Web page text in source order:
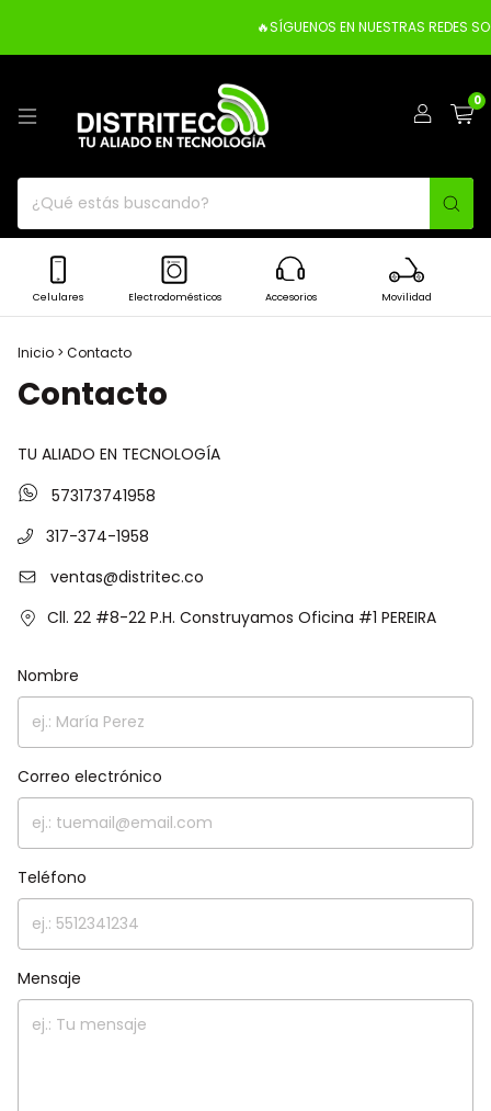
🔥SÍGUENOS EN NUESTRAS REDES
0
Celulares Electrodomésticos Accesorios Movilidad
Inicio > Contacto
Contacto
TU ALIADO EN TECNOLOGÍA
573173741958
317-374-1958
ventas@distritec.co
Cll. 22 #8-22 P.H. Construyamos Oficina #1 PEREIRA
Nombre
Correo electrónico
Teléfono
Mensaje